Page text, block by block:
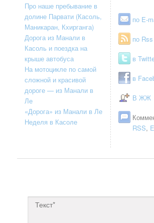
Про наше пребывание в
долине Парвати (Касоль,
Маникаран, Кхирганга)
Дорога из Манали в
Касоль и поездка на
крыше автобуса
На мотоцикле по самой
сложной и красивой
дороге — из Манали в
Ле
«Дорога» из Манали в Ле
Неделя в Касоле
по E-
по Rss
в
в
В ЖЖ
RSS,